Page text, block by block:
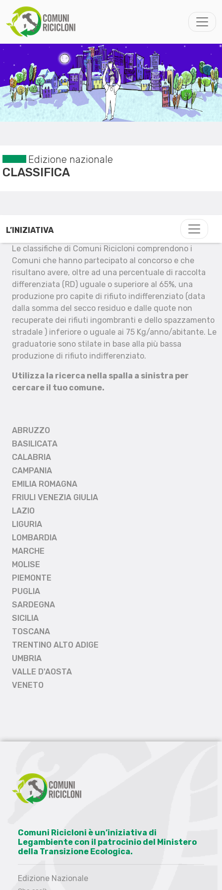
Edizione nazionale
CLASSIFICA
L’INIZIATIVA
Le classifiche di Comuni Ricicloni comprendono i
Comuni che hanno partecipato al concorso e che
risultano avere, oltre ad una percentuale di raccolta
differenziata (RD) uguale o superiore al 65%, una
produzione pro capite di rifiuto indifferenziato (data
dalla somma del secco residuo e dalle quote non
recuperate dei rifiuti ingombranti e dello spazzamento
stradale ) inferiore o uguale ai 75 Kg/anno/abitante. Le
graduatorie sono stilate in base alla più bassa
produzione di rifiuto indifferenziato.
Utilizza la ricerca nella spalla a sinistra per
cercare il tuo comune.
ABRUZZO
BASILICATA
CALABRIA
CAMPANIA
EMILIA ROMAGNA
FRIULI VENEZIA GIULIA
LAZIO
LIGURIA
LOMBARDIA
MARCHE
MOLISE
PIEMONTE
PUGLIA
SARDEGNA
SICILIA
TOSCANA
TRENTINO ALTO ADIGE
UMBRIA
VALLE D'AOSTA
VENETO
Comuni Ricicloni è un’iniziativa di
Legambiente con il patrocinio del Ministero
della Transizione Ecologica.
Edizione Nazionale